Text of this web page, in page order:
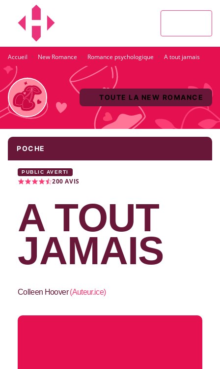
MENU
Accueil · New Romance · Romance psychologique · A tout jamais
TOUTE LA NEW ROMANCE
POCHE
PUBLIC AVERTI
200 AVIS
A TOUT
JAMAIS
Colleen Hoover(Auteur.ice)